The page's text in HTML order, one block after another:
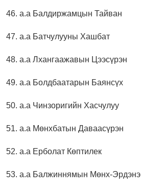
46. а.а Балдиржамцын Тайван
47. а.а Батчулууны Хашбат
48. а.а Лхангаажавын Цээсүрэн
49. а.а Болдбаатарын Баянсүх
50. а.а Чинзоригийн Хасчулуу
51. а.а Мөнхбатын Даваасүрэн
52. а.а Ерболат Көптилек
53. а.а Балжиннямын Мөнх-Эрдэнэ